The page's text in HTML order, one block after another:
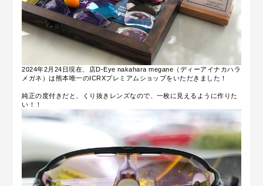
2024年2月24日現在、
店D-Eye nakahara megane（ディーアイナカハラ
メガネ）は熊本唯一のICRXプレミアムショップをいただきました！
純正の度付きだと、くり抜きレンズなので、一枚に見えるように作りた
い！！